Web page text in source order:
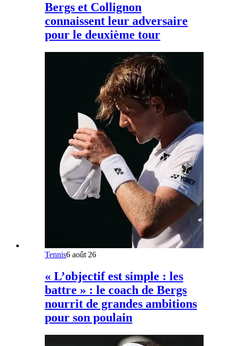
Bergs et Collignon
connaissent leur adversaire
pour le deuxième tour
Tennis6 août 26
« L’objectif est simple : les
battre » : le coach de Bergs
nourrit de grandes ambitions
pour son poulain